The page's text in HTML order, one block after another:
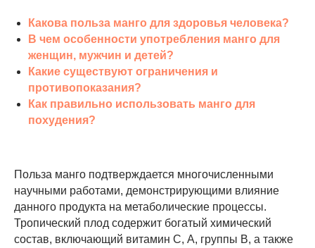
Какова польза манго для здоровья человека?
В чем особенности употребления манго для
женщин, мужчин и детей?
Какие существуют ограничения и
противопоказания?
Как правильно использовать манго для
похудения?
Польза манго подтверждается многочисленными
научными работами, демонстрирующими влияние
данного продукта на метаболические процессы.
Тропический плод содержит богатый химический
состав, включающий витамин С, А, группы В, а также